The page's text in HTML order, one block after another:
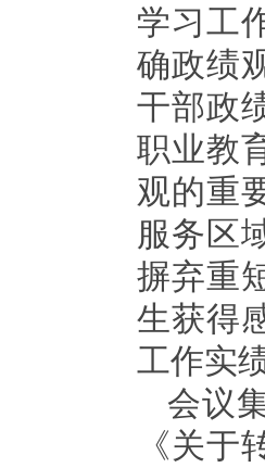
学习工
确政绩
干部政
职业教
观的重
服务区
摒弃重
生获得
工作实
会议
《关